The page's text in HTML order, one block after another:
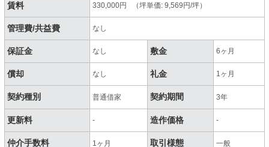
賃料 330,000円 （坪単価: 9,569円/坪）
管理費/共益費 なし
保証金 なし 敷金 6ヶ月
償却 なし 礼金 1ヶ月
契約種別 普通借家 契約期間 3年
更新料 - 造作価格 -
仲介手数料 1ヶ月 取引様態 一般